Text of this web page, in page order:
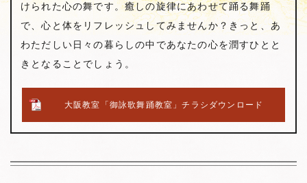
けられた心の舞です。癒しの旋律にあわせて踊る舞踊
で、心と体をリフレッシュしてみませんか？きっと、あ
わただしい日々の暮らしの中であなたの心を潤すひとと
きとなることでしょう。
大阪教室「御詠歌舞踊教室」チラシダウンロード